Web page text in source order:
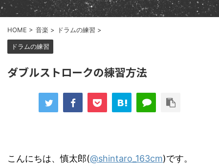
HOME > 音楽 > ドラムの練習 >
ドラムの練習
ダブルストロークの練習方法
こんにちは、慎太郎(@shintaro_163cm)です。